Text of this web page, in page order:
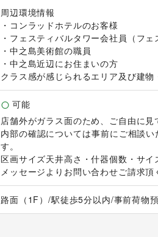
周辺環境情報
・コンラッドホテルのお客様
・フェスティバルタワー会社員（フ
・中之島美術館の職員
・中之島近辺にお住まいの方
クラス感が感じられるエリア及び建物
可能
店舗外がガラス面のため、ご自由に見
内部の確認については事前にご相談
す。
区画サイズ天井高さ・什器個数・サイ
メッセージよりお問い合わせご請求頂
路面（1F）/駅徒歩5分以内/事前荷物